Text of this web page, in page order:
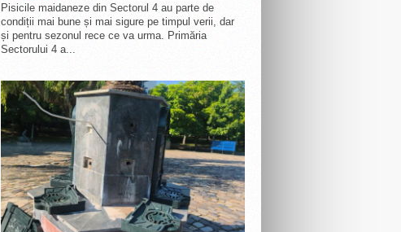
Pisicile maidaneze din Sectorul 4 au parte de
condiții mai bune și mai sigure pe timpul verii, dar
și pentru sezonul rece ce va urma. Primăria
Sectorului 4 a...